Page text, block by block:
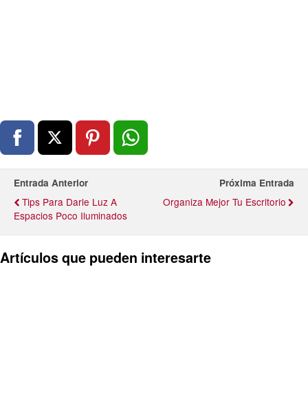
Entrada Anterior
Tips Para Darle Luz A
Espacios Poco Iluminados
Próxima Entrada
Organiza Mejor Tu Escritorio
Artículos que pueden interesarte